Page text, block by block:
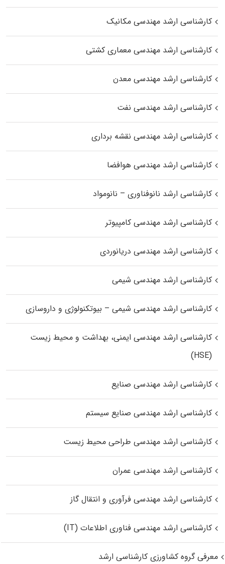
کارشناسی ارشد مهندسی مکانیک
کارشناسی ارشد مهندسی معماری کشتی
کارشناسی ارشد مهندسی معدن
کارشناسی ارشد مهندسی نفت
کارشناسی ارشد مهندسی نقشه برداری
کارشناسی ارشد مهندسی هوافضا
کارشناسی ارشد نانوفناوری – نانومواد
کارشناسی ارشد مهندسی کامپیوتر
کارشناسی ارشد مهندسی دریانوردی
کارشناسی ارشد مهندسی شیمی
کارشناسی ارشد مهندسی شیمی – بیوتکنولوژی و داروسازی
کارشناسی ارشد مهندسی ایمنی، بهداشت و محیط زیست
(HSE)
کارشناسی ارشد مهندسی صنایع
کارشناسی ارشد مهندسی صنایع سیستم
کارشناسی ارشد مهندسی طراحی محیط زیست
کارشناسی ارشد مهندسی عمران
کارشناسی ارشد مهندسی فرآوری و انتقال گاز
کارشناسی ارشد مهندسی فناوری اطلاعات (IT)
معرفی گروه کشاورزی کارشناسی ارشد